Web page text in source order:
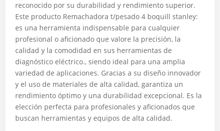
reconocido por su durabilidad y rendimiento superior.
Este producto Remachadora t/pesado 4 boquill stanley:
es una herramienta indispensable para cualquier
profesional o aficionado que valore la precisión, la
calidad y la comodidad en sus herramientas de
diagnóstico eléctrico., siendo ideal para una amplia
variedad de aplicaciones. Gracias a su diseño innovador
y el uso de materiales de alta calidad, garantiza un
rendimiento óptimo y una durabilidad excepcional. Es la
elección perfecta para profesionales y aficionados que
buscan herramientas y equipos de alta calidad.